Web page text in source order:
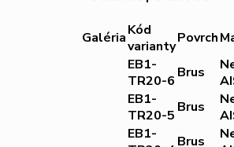
GalériaKód
variantyPovrch
EB1-
TR20-6 Brus
EB1-
TR20-5 Brus
EB1-
Brus